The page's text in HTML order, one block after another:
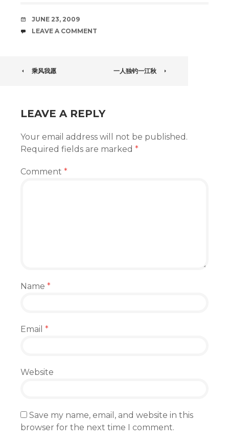
DATE
JUNE 23, 2009
COMMENTS
LEAVE A COMMENT
POST
乘风我愿 一人独钓一江秋
LEAVE A REPLY
Your email address will not be published.
Required fields are marked *
Comment *
Name *
Email *
Website
Save my name, email, and website in this
browser for the next time I comment.